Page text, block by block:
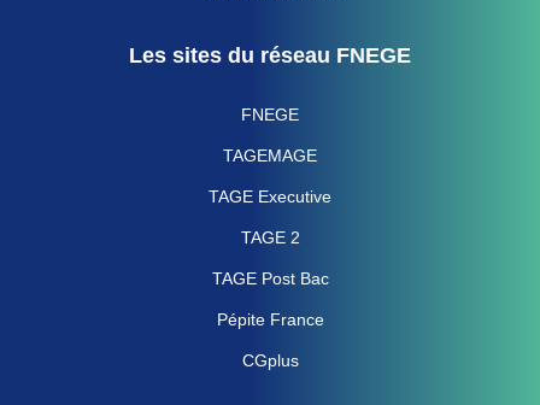
Les sites du réseau FNEGE
FNEGE
TAGEMAGE
TAGE Executive
TAGE 2
TAGE Post Bac
Pépite France
CGplus